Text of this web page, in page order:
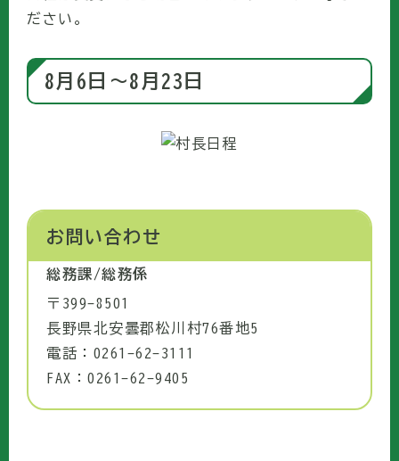
ださい。
8月6日〜8月23日
お問い合わせ
総務課/総務係
〒399-8501
長野県北安曇郡松川村76番地5
電話：0261-62-3111
FAX：0261-62-9405